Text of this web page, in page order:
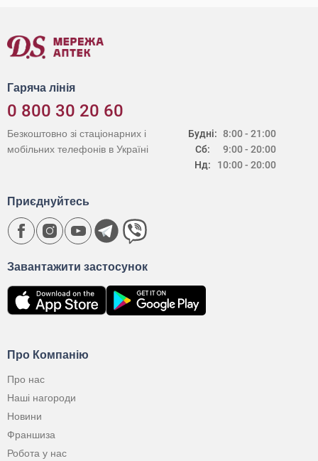
Гаряча лінія
0 800 30 20 60
Будні:
Сб:
Нд:
8:00 - 21:00
9:00 - 20:00
10:00 - 20:00
Безкоштовно зі стаціонарних і
мобільних телефонів в Україні
Про Компанію
Про нас
Наші нагороди
Новини
Франшиза
Робота у нас
Завантажити застосунок
Приєднуйтесь